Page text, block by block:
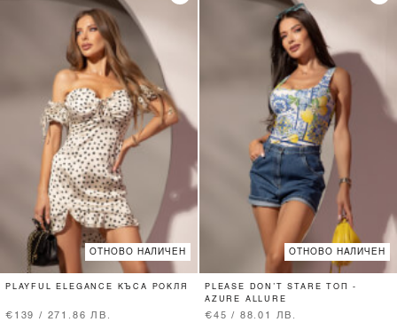
ОТНОВО НАЛИЧЕН
PLAYFUL ELEGANCE КЪСА РОКЛЯ
€139 / 271.86 ЛВ.
ОТНОВО НАЛИЧЕН
PLEASE DON’T STARE ТОП -
AZURE ALLURE
€45 / 88.01 ЛВ.